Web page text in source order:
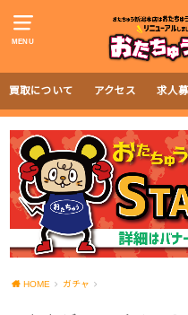
MENU
買取について アクセス 求人
HOME ガチャ